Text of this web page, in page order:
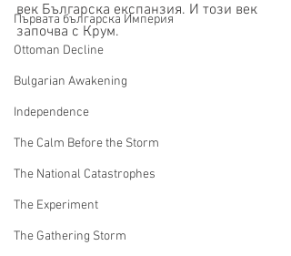
Първата българска Империя
Ottoman Decline
Bulgarian Awakening
Independence
The Calm Before the Storm
The National Catastrophes
The Experiment
The Gathering Storm
век Българска експанзия. И този век
започва с Крум.